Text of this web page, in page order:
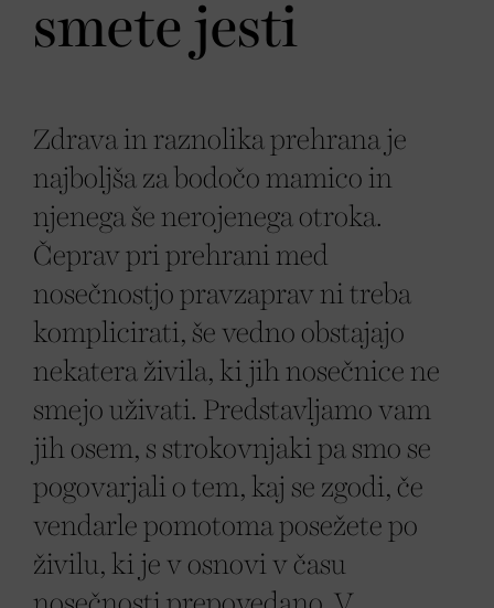
smete jesti
Zdrava in raznolika prehrana je
najboljša za bodočo mamico in
njenega še nerojenega otroka.
Čeprav pri prehrani med
nosečnostjo pravzaprav ni treba
komplicirati, še vedno obstajajo
nekatera živila, ki jih nosečnice ne
smejo uživati. Predstavljamo vam
jih osem, s strokovnjaki pa smo se
pogovarjali o tem, kaj se zgodi, če
vendarle pomotoma posežete po
živilu, ki je v osnovi v času